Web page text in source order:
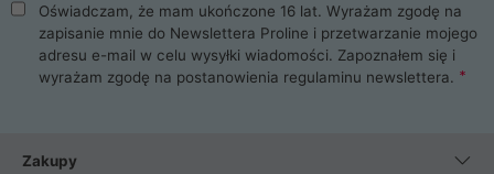
Oświadczam, że mam ukończone 16 lat. Wyrażam zgodę na
zapisanie mnie do Newslettera Proline i przetwarzanie mojego
adresu e-mail w celu wysyłki wiadomości. Zapoznałem się i
wyrażam zgodę na postanowienia regulaminu newslettera.
Zakupy